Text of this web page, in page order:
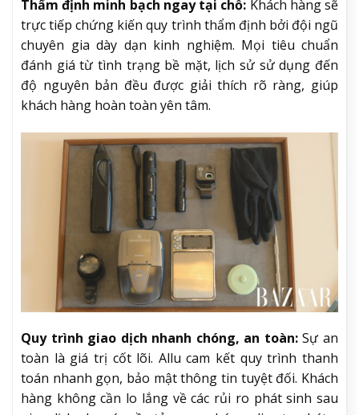
Thẩm định minh bạch ngay tại chỗ: Khách hàng sẽ
trực tiếp chứng kiến quy trình thẩm định bởi đội ngũ
chuyên gia dày dạn kinh nghiệm. Mọi tiêu chuẩn
đánh giá từ tình trạng bề mặt, lịch sử sử dụng đến
độ nguyên bản đều được giải thích rõ ràng, giúp
khách hàng hoàn toàn yên tâm.
Quy trình giao dịch nhanh chóng, an toàn:Sự an
toàn là giá trị cốt lõi. Allu cam kết quy trình thanh
toán nhanh gọn, bảo mật thông tin tuyệt đối. Khách
hàng không cần lo lắng về các rủi ro phát sinh sau